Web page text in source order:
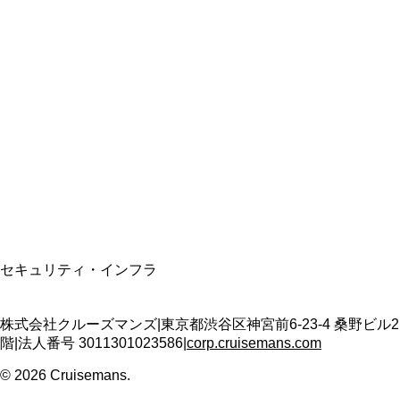
セキュリティ・インフラ
株式会社クルーズマンズ 東京都渋谷区神宮前6-23-4 桑野ビル2
階 法人番号 3011301023586 corp.cruisemans.com
© 2026 Cruisemans.